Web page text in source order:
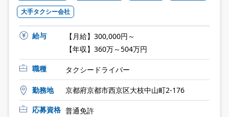
大手タクシー会社
給与
【月給】300,000円～
【年収】360万～504万円
職種
タクシードライバー
勤務地
京都府京都市西京区大枝中山町2-176
応募資格 普通免許